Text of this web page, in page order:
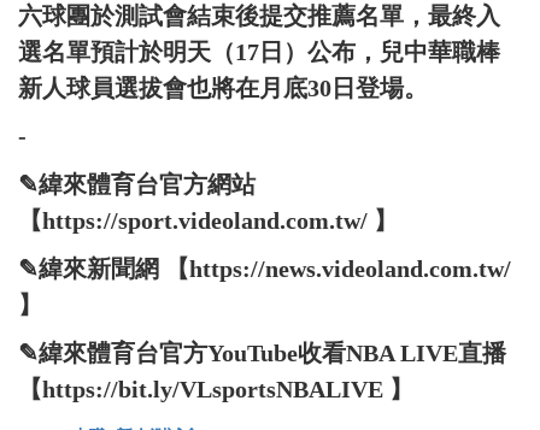
六球團於測試會結束後提交推薦名單，最終入
選名單預計於明天（17日）公布，兒中華職棒
新人球員選拔會也將在月底30日登場。
-
✎緯來體育台官方網站
【https://sport.videoland.com.tw/ 】
✎緯來新聞網 【https://news.videoland.com.tw/
】
✎緯來體育台官方YouTube收看NBA LIVE直播
【https://bit.ly/VLsportsNBALIVE 】